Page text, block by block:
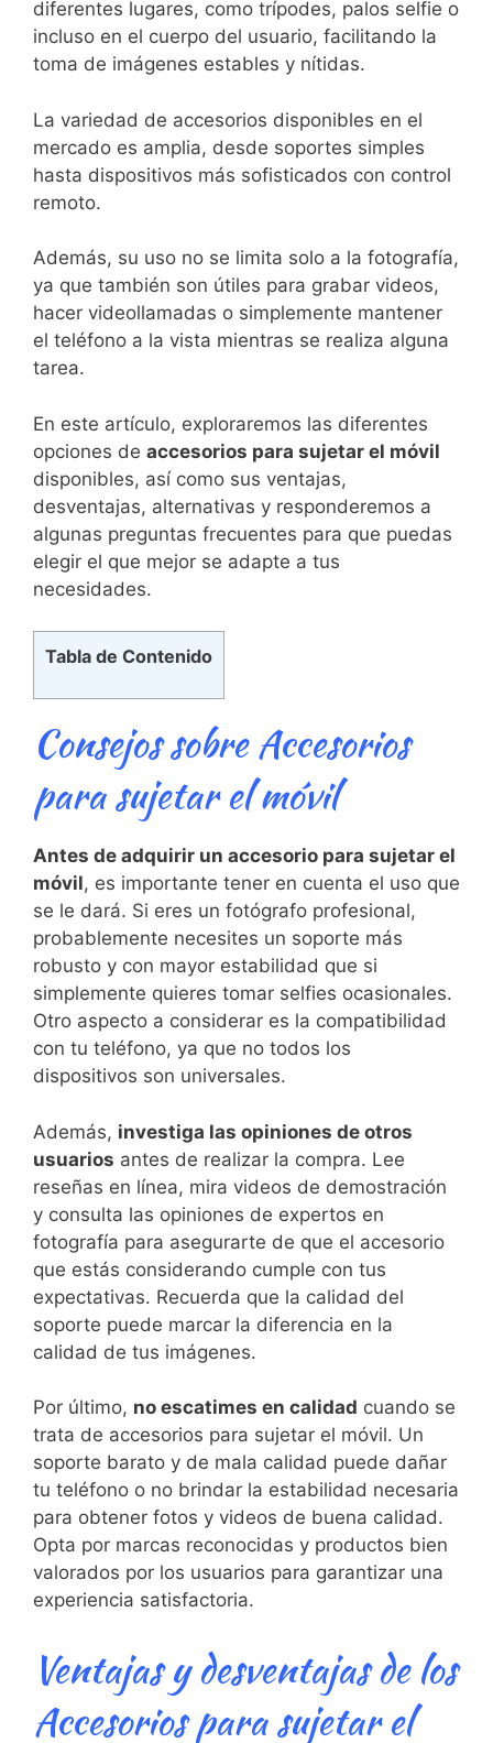
diferentes lugares, como trípodes, palos selfie o
incluso en ‍el cuerpo del usuario, facilitando la
toma de imágenes estables y nítidas.
La variedad de accesorios ‌disponibles en el
mercado es amplia, desde ⁢soportes simples
hasta dispositivos más sofisticados con control​
remoto.⁣
Además, su uso no se limita solo a la fotografía,
ya que también son útiles para grabar videos,
hacer videollamadas o simplemente mantener‌
el teléfono a la vista mientras se realiza⁤ alguna
tarea.
En este artículo, exploraremos las diferentes
opciones de accesorios‍ para sujetar el ⁢móvil
disponibles, así como‍ sus ventajas,
desventajas, alternativas⁤ y responderemos a
algunas preguntas frecuentes ‍para que puedas
elegir el que mejor se adapte a tus
necesidades.
Tabla de Contenido
Consejos sobre ⁢Accesorios
para sujetar el móvil
Antes de ‌adquirir un accesorio para sujetar el
móvil, es importante tener en cuenta el uso⁢ que
se le ​dará. Si eres un fotógrafo profesional,
probablemente necesites un soporte ⁤más
robusto y‌ con mayor estabilidad que si
simplemente quieres tomar selfies ocasionales.
Otro ‍aspecto a considerar es la compatibilidad
con tu teléfono, ya que no todos los
dispositivos son universales.
Además, investiga las opiniones de otros
usuarios antes de realizar la compra. ​Lee
reseñas en línea, mira videos de ‌demostración
y consulta las ‌opiniones de expertos en
fotografía para asegurarte de que el accesorio
que estás considerando cumple con tus⁣
expectativas. ⁣Recuerda​ que ⁢la calidad del
soporte puede marcar la diferencia en la
calidad de tus imágenes.
Por último, no escatimes en calidad cuando se
trata de accesorios ​para sujetar el móvil. Un
soporte barato y de mala calidad puede dañar
tu‌ teléfono o no brindar la estabilidad ​necesaria
para obtener fotos y videos‌ de buena calidad.
Opta por ⁣marcas reconocidas y productos bien
valorados por los ⁣usuarios para garantizar una⁣
experiencia satisfactoria.
Ventajas y desventajas de los
Accesorios para sujetar el